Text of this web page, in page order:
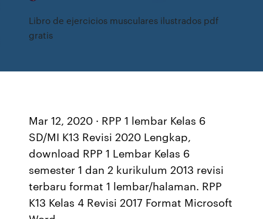
Libro de ejercicios musculares ilustrados pdf
gratis
Mar 12, 2020 · RPP 1 lembar Kelas 6
SD/MI K13 Revisi 2020 Lengkap,
download RPP 1 Lembar Kelas 6
semester 1 dan 2 kurikulum 2013 revisi
terbaru format 1 lembar/halaman. RPP
K13 Kelas 4 Revisi 2017 Format Microsoft